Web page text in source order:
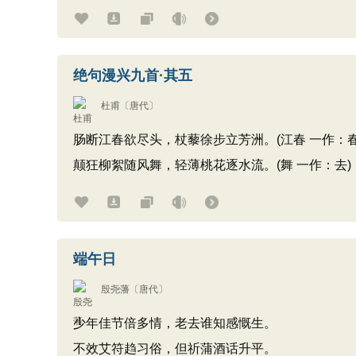
绝句漫兴九首·其五
杜甫 〔唐代〕
肠断江春欲尽头，杖藜徐步立芳洲。(江春 一作：
颠狂柳絮随风舞，轻薄桃花逐水流。(舞 一作：去)
端午日
殷尧藩 〔唐代〕
少年佳节倍多情，老去谁知感慨生。
不效艾符趋习俗，但祈蒲酒话升平。